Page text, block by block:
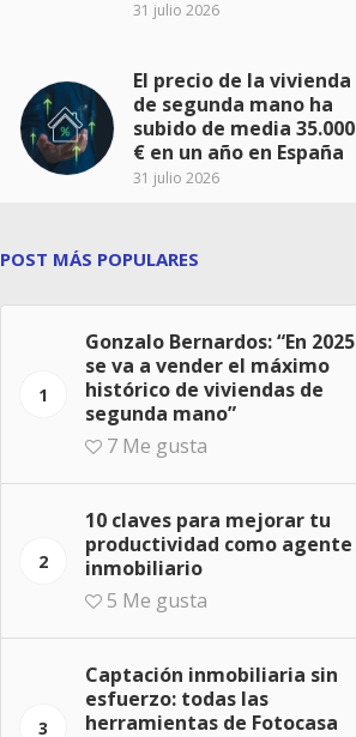
31 julio 2026
El precio de la vivienda
de segunda mano ha
subido de media 35.000
€ en un año en España
31 julio 2026
POST MÁS POPULARES
1
Gonzalo Bernardos: “En 2025
se va a vender el máximo
histórico de viviendas de
segunda mano”
7 Me gusta
2
10 claves para mejorar tu
productividad como agente
inmobiliario
5 Me gusta
3
Captación inmobiliaria sin
esfuerzo: todas las
herramientas de Fotocasa